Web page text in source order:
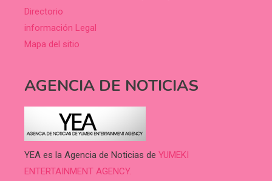
Directorio
información Legal
Mapa del sitio
AGENCIA DE NOTICIAS
YEA es la Agencia de Noticias de YUMEKI
ENTERTAINMENT AGENCY.